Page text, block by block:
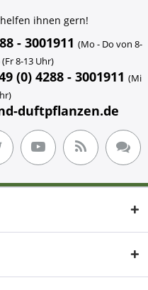
ihnen gern!
- 3001911 (Mo - Do von 8-
8-13 Uhr)
(0) 4288 - 3001911 (Mi
duftpflanzen.de